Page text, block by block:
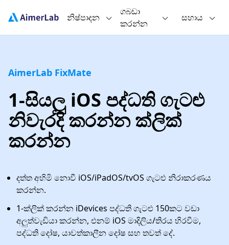
නිෂ්පාදන
ගබඩා
කරන්න
සහාය
AimerLab FixMate
1-සියලු iOS පද්ධති ගැටළු
නිවැරදි කරන්න ක්ලික්
කරන්න
දත්ත අහිමි නොවී iOS/iPadOS/tvOS ගැටළු නිරාකරණය
කරන්න.
1-ක්ලික් කරන්න iDevices පද්ධති ගැටළු 150කට වඩා
අලුත්වැඩියා කරන්න, එනම් iOS මාදිලිය/තිරය හිරවීම,
පද්ධති දෝෂ, යාවත්කාලීන දෝෂ සහ තවත් දේ.